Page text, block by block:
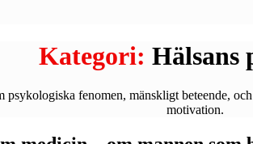
Kategori: Hälsans
fenomen, mänskligt beteende,
motivation.